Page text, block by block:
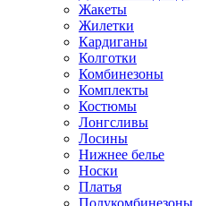
Жакеты
Жилетки
Кардиганы
Колготки
Комбинезоны
Комплекты
Костюмы
Лонгсливы
Лосины
Нижнее белье
Носки
Платья
Полукомбинезоны